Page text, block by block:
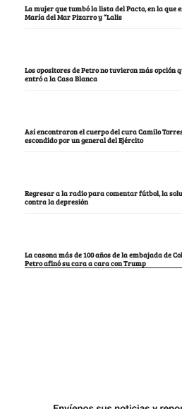
La mujer que tumbó la lista del Pacto, en la que
María del Mar Pizarro y “Lalis
Los opositores de Petro no tuvieron más
entró a la Casa Blanca
Así encontraron el cuerpo del cura Camilo
escondido por un general del Ejército
Regresar a la radio para comentar fútbol, la
contra la depresión
La casona más de 100 años de la embajada de
Petro afinó su cara a cara con Trump